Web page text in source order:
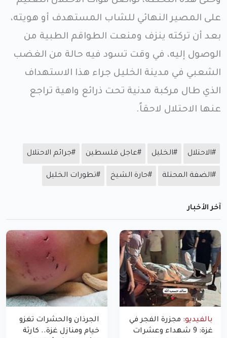
على المصير النهائي للشاب المستهدف أو هويته،
بعد أن تركته ينزف ومنعت الطواقم الطبية من
الوصول إليه، في وقت تسود فيه حالة من الغضب
الشعبي في مدينة الخليل جراء هذا الاستهداف
الذي طال مركبة مدنية تحت ذرائع واهية تراجع
عنها الاحتلال لاحقاً.
#الاحتلال #الخليل #عاجل فلسطين #جرائم الاحتلال
#الضفة المحتلة #حارة الشيخ #تطورات الخليل
آخر الأخبار
بالفيديو: مجزرة الفجر في
غزة: 9 شهداء وعشرات
الجرذان والحشرات تغزو
خيام ومنازل غزة.. كارثة